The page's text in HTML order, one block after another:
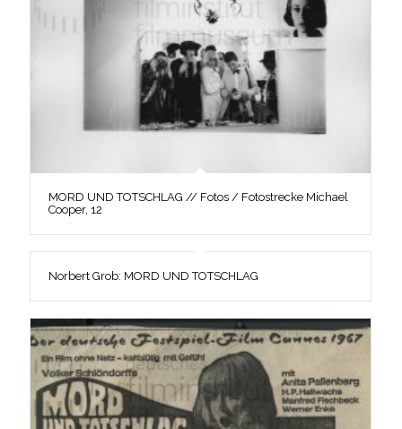
MORD UND TOTSCHLAG // Fotos / Fotostrecke Michael
Cooper, 12
Norbert Grob: MORD UND TOTSCHLAG